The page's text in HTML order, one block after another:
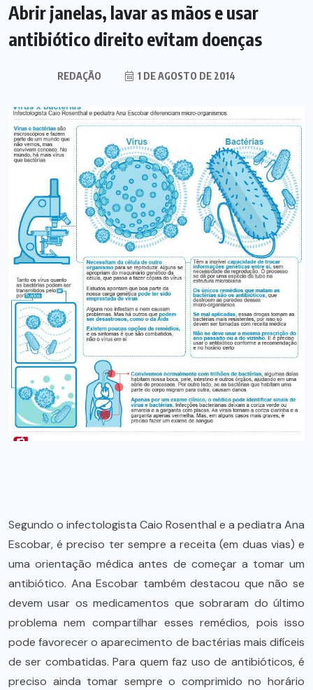
Abrir janelas, lavar as mãos e usar
antibiótico direito evitam doenças
REDAÇÃO 1 DE AGOSTO DE 2014
Segundo o infectologista Caio Rosenthal e a pediatra Ana
Escobar, é preciso ter sempre a receita (em duas vias) e
uma orientação médica antes de começar a tomar um
antibiótico. Ana Escobar também destacou que não se
devem usar os medicamentos que sobraram do último
problema nem compartilhar esses remédios, pois isso
pode favorecer o aparecimento de bactérias mais difíceis
de ser combatidas. Para quem faz uso de antibióticos, é
preciso ainda tomar sempre o comprimido no horário